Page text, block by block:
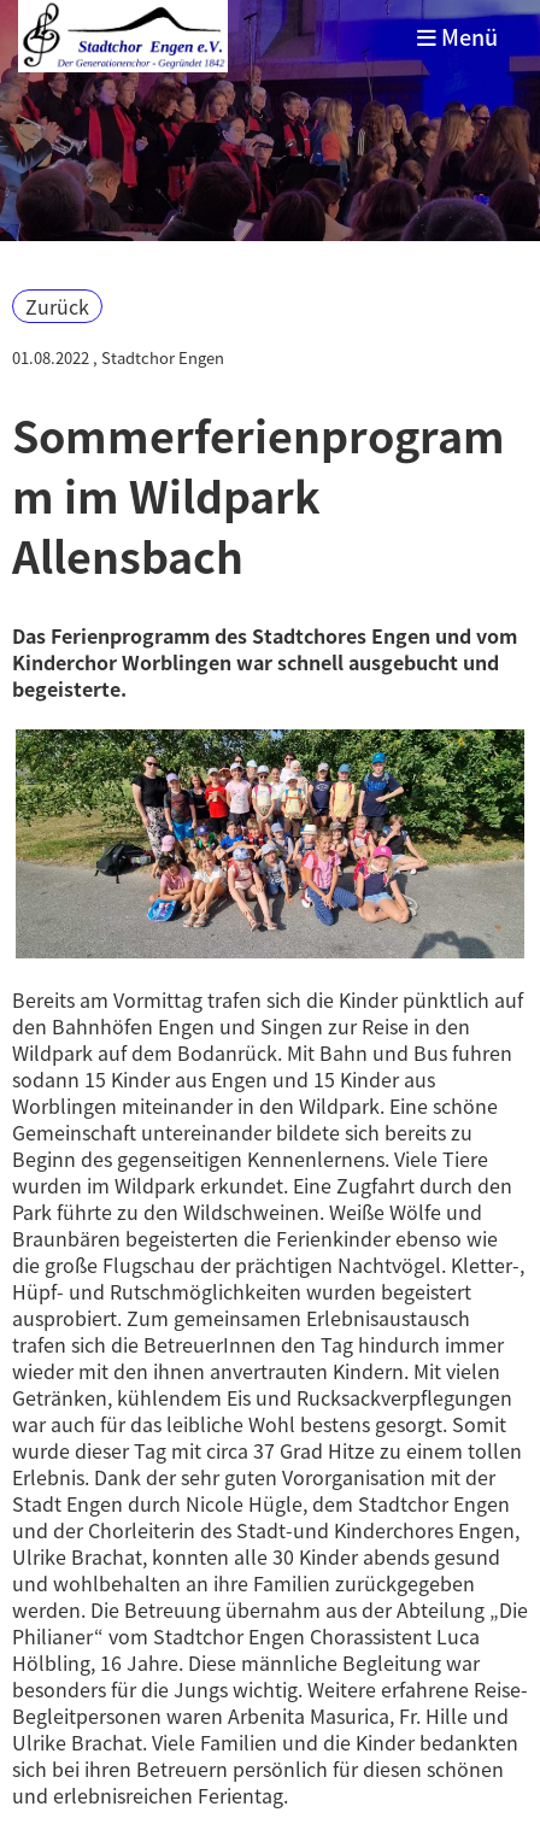
Menü
Zurück
01.08.2022 , Stadtchor Engen
Sommerferienprogram
m im Wildpark
Allensbach
Das Ferienprogramm des Stadtchores Engen und vom
Kinderchor Worblingen war schnell ausgebucht und
begeisterte.
Bereits am Vormittag trafen sich die Kinder pünktlich auf
den Bahnhöfen Engen und Singen zur Reise in den
Wildpark auf dem Bodanrück. Mit Bahn und Bus fuhren
sodann 15 Kinder aus Engen und 15 Kinder aus
Worblingen miteinander in den Wildpark. Eine schöne
Gemeinschaft untereinander bildete sich bereits zu
Beginn des gegenseitigen Kennenlernens. Viele Tiere
wurden im Wildpark erkundet. Eine Zugfahrt durch den
Park führte zu den Wildschweinen. Weiße Wölfe und
Braunbären begeisterten die Ferienkinder ebenso wie
die große Flugschau der prächtigen Nachtvögel. Kletter-,
Hüpf- und Rutschmöglichkeiten wurden begeistert
ausprobiert. Zum gemeinsamen Erlebnisaustausch
trafen sich die BetreuerInnen den Tag hindurch immer
wieder mit den ihnen anvertrauten Kindern. Mit vielen
Getränken, kühlendem Eis und Rucksackverpflegungen
war auch für das leibliche Wohl bestens gesorgt. Somit
wurde dieser Tag mit circa 37 Grad Hitze zu einem tollen
Erlebnis. Dank der sehr guten Vororganisation mit der
Stadt Engen durch Nicole Hügle, dem Stadtchor Engen
und der Chorleiterin des Stadt-und Kinderchores Engen,
Ulrike Brachat, konnten alle 30 Kinder abends gesund
und wohlbehalten an ihre Familien zurückgegeben
werden. Die Betreuung übernahm aus der Abteilung „Die
Philianer“ vom Stadtchor Engen Chorassistent Luca
Hölbling, 16 Jahre. Diese männliche Begleitung war
besonders für die Jungs wichtig. Weitere erfahrene Reise-
Begleitpersonen waren Arbenita Masurica, Fr. Hille und
Ulrike Brachat. Viele Familien und die Kinder bedankten
sich bei ihren Betreuern persönlich für diesen schönen
und erlebnisreichen Ferientag.